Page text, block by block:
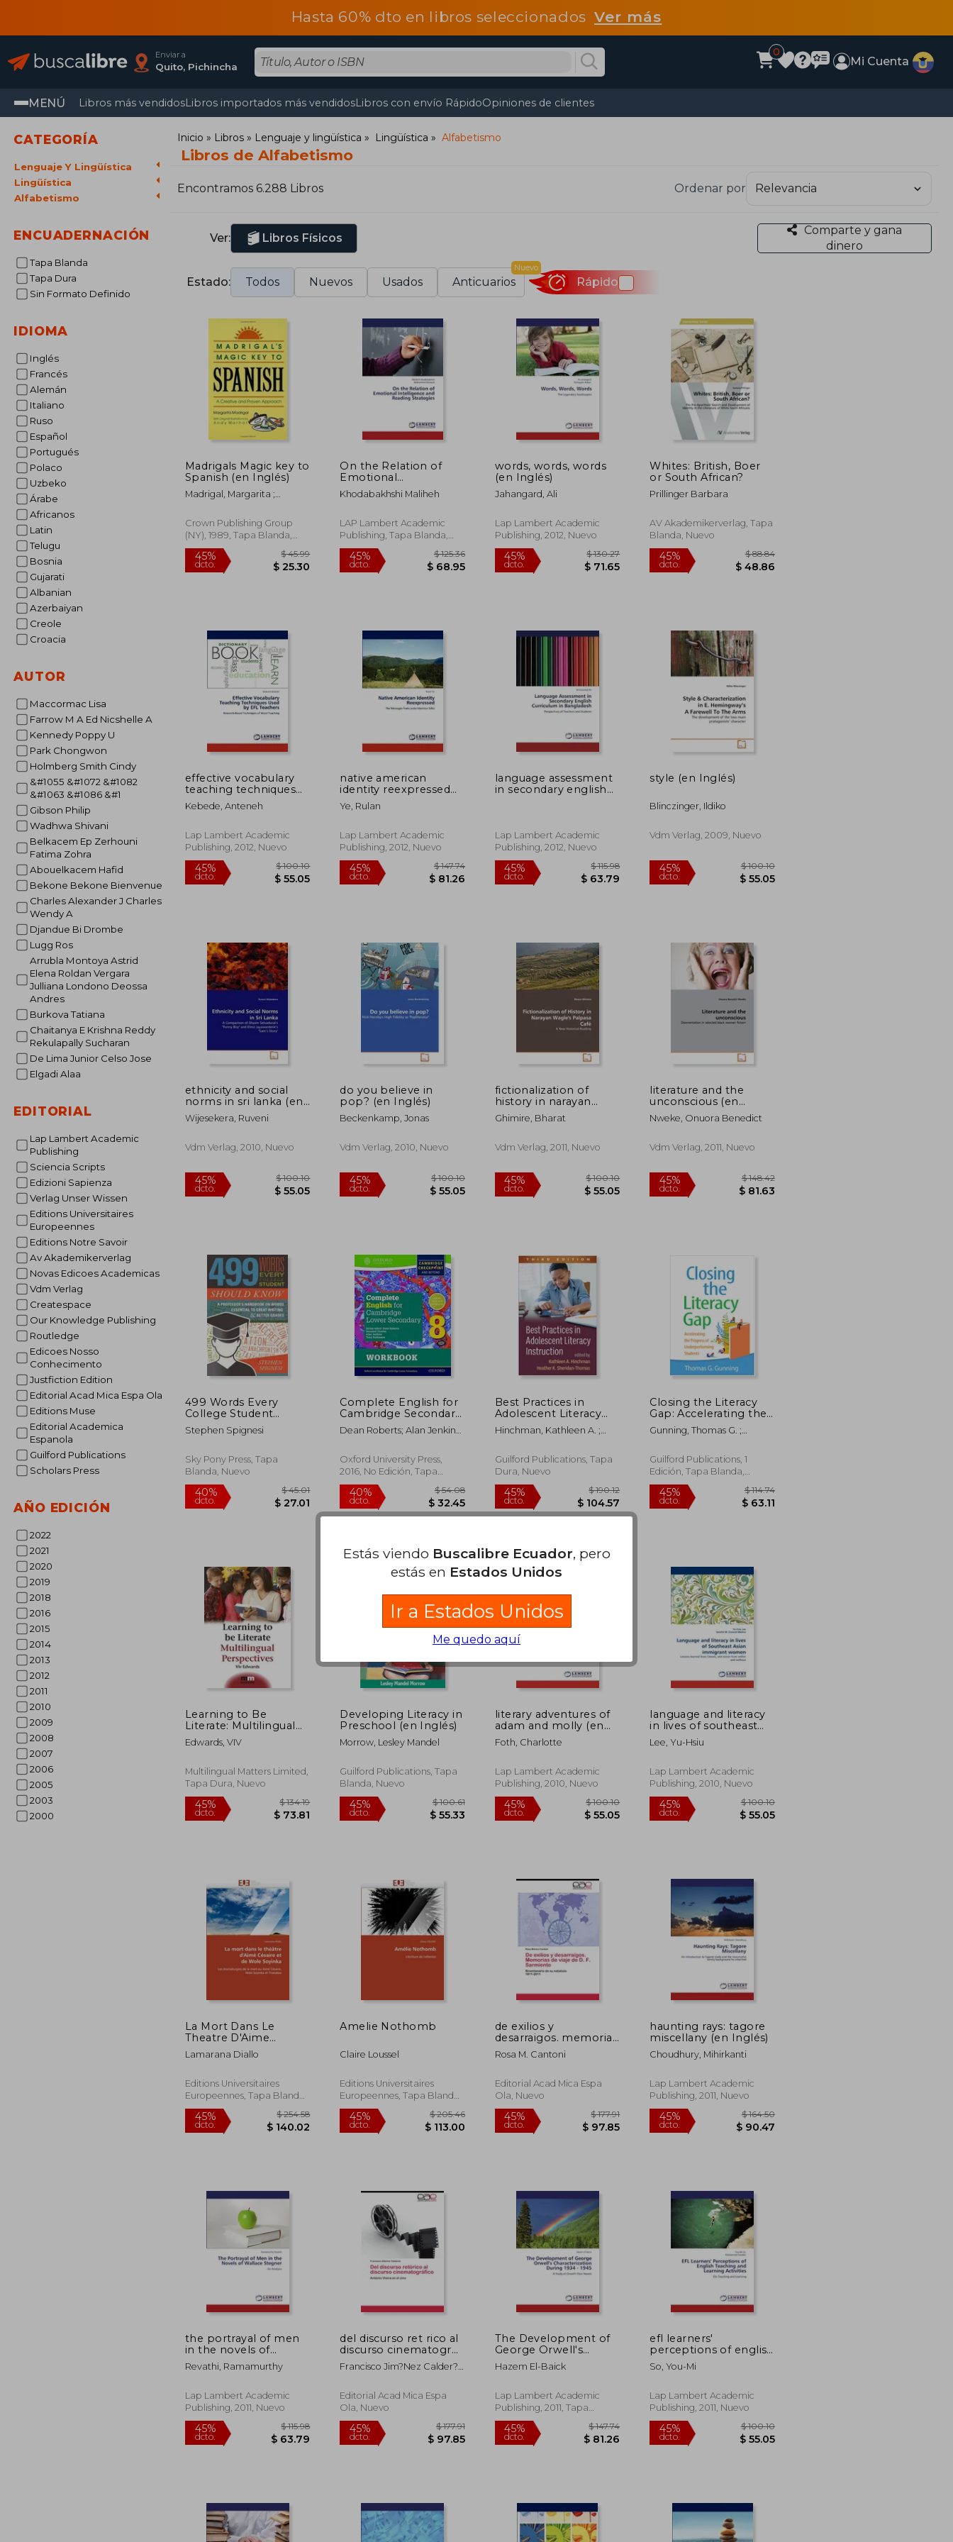
Hasta 60% dto en libros seleccionadosVer más
Enviar a
Quito, Pichincha
0
Mi Cuenta
MENÚ Libros más vendidosLibros importados más vendidosLibros con envío RápidoOpiniones de clientes
CATEGORÍA
Lenguaje Y Lingüística
Lingüística
Alfabetismo
ENCUADERNACIÓN
Tapa Blanda
Tapa Dura
Sin Formato Definido
IDIOMA
Inglés
Francés
Alemán
Italiano
Ruso
Español
Portugués
Polaco
Uzbeko
Árabe
Africanos
Latin
Telugu
Bosnia
Gujarati
Albanian
Azerbaiyan
Creole
Croacia
AUTOR
Maccormac Lisa
Farrow M A Ed Nicshelle A
Kennedy Poppy U
Park Chongwon
Holmberg Smith Cindy
&#1055 &#1072 &#1082
&#1063 &#1086 &#1
Gibson Philip
Wadhwa Shivani
Belkacem Ep Zerhouni
Fatima Zohra
Abouelkacem Hafid
Bekone Bekone Bienvenue
Charles Alexander J Charles
Wendy A
Djandue Bi Drombe
Lugg Ros
Arrubla Montoya Astrid
Elena Roldan Vergara
Julliana Londono Deossa
Andres
Burkova Tatiana
Chaitanya E Krishna Reddy
Rekulapally Sucharan
De Lima Junior Celso Jose
Elgadi Alaa
EDITORIAL
Lap Lambert Academic
Publishing
Sciencia Scripts
Edizioni Sapienza
Verlag Unser Wissen
Editions Universitaires
Europeennes
Editions Notre Savoir
Av Akademikerverlag
Novas Edicoes Academicas
Vdm Verlag
Createspace
Our Knowledge Publishing
Routledge
Edicoes Nosso
Conhecimento
Justfiction Edition
Editorial Acad Mica Espa Ola
Editions Muse
Editorial Academica
Espanola
Guilford Publications
Scholars Press
AÑO EDICIÓN
2022
2021
2020
2019
2018
2016
2015
2014
2013
2012
2011
2010
2009
2008
2007
2006
2005
2003
2000
Inicio Libros Lenguaje y lingüística Lingüística Alfabetismo
Libros de Alfabetismo
Encontramos 6.288 Libros Ordenar por
Ver: Libros Físicos
Comparte y gana
dinero
Estado: Todos Nuevos Usados Anticuarios
Nuevo
Rápido
Madrigals Magic key to
Spanish (en Inglés)
Madrigal, Margarita ;
Crown Publishing Group
(NY), 1989, Tapa Blanda,
Nuevo
On the Relation of
Emotional
Intelligence and
Reading Strategies
Khodabakhshi Maliheh
LAP Lambert Academic
Publishing, Tapa Blanda,
Nuevo
$ 68.95
words, words, words
(en Inglés)
Jahangard, Ali
Lap Lambert Academic
Publishing, 2012, Nuevo
$ 71.65
Whites: British, Boer
or South African?
Prillinger Barbara
AV Akademikerverlag, Tapa
Blanda, Nuevo
effective vocabulary
teaching techniques
used by efl teachers
(en Inglés)
Kebede, Anteneh
Lap Lambert Academic
Publishing, 2012, Nuevo
45%
dcto.
native american
identity reexpressed
(en Inglés)
Ye, Rulan
Lap Lambert Academic
Publishing, 2012, Nuevo
45%
dcto.
$ 147.74
$ 81.26
language assessment
in secondary english
Lap Lambert Academic
Publishing, 2012, Nuevo
45%
dcto.
$ 115.98
style (en Inglés)
Blinczinger, Ildiko
Vdm Verlag, 2009, Nuevo
45%
dcto.
ethnicity and social
norms in sri lanka (en
Inglés)
Wijesekera, Ruveni
Vdm Verlag, 2010, Nuevo
45%
dcto.
do you believe in
pop? (en Inglés)
Beckenkamp, Jonas
Vdm Verlag, 2010, Nuevo
45%
dcto.
fictionalization of
history in narayan
wagle's palpasa caf
(en Inglés)
Ghimire, Bharat
Vdm Verlag, 2011, Nuevo
45%
dcto.
$ 100.10
$ 55.05
literature and the
unconscious (en
Inglés)
Nweke, Onuora Benedict
Vdm Verlag, 2011, Nuevo
45%
dcto.
499 Words Every
College Student
Should Know: A
Professor's Handbook
Great Writing and
Better Grades
Stephen Spignesi
Sky Pony Press, Tapa
Blanda, Nuevo
40%
dcto. $ 27.01
Complete English for
Cambridge Secondary
1: Student Workbook
8: For Cambridge
Beyond (en Inglés)
Dean Roberts; Alan Jenkins;
Charles
Oxford University Press,
2016, No Edición, Tapa
Blanda, Nuevo
dcto. $ 32.45
Best Practices in
Adolescent Literacy
Instruction (en Inglés)
Hinchman, Kathleen A. ;
K. ; Alvermann, Donna E.
Guilford Publications, Tapa
Dura, Nuevo
dcto.
$ 190.12
Closing the Literacy
Gap: Accelerating the
Progress of
Underperforming
Gunning, Thomas G. ;
Guilford Publications, 1
Edición, Tapa Blanda,
Nuevo
45%
Learning to Be
Literate: Multilingual
Perspectives (en
Inglés)
Edwards, VIV
Multilingual Matters Limited,
Tapa Dura, Nuevo
45%
Developing Literacy in
Preschool (en Inglés)
Morrow, Lesley Mandel
Guilford Publications, Tapa
Blanda, Nuevo
45% $ 100.61
literary adventures of
adam and molly (en
Inglés)
Foth, Charlotte
Lap Lambert Academic
Publishing, 2010, Nuevo
45% $ 100.10
language and literacy
in lives of southeast
asian immigrant
women (en Inglés)
Lee, Yu-Hsiu
Lap Lambert Academic
Publishing, 2010, Nuevo
45%
La Mort Dans Le
Theatre D'Aime
Cesaire Et de Wole
Soyinka
Lamarana Diallo
Editions Universitaires
Europeennes, Tapa Blanda,
Nuevo
45%
dcto.
$ 254.58
$ 140.02
Amelie Nothomb
Claire Loussel
Editions Universitaires
Europeennes, Tapa Blanda,
Nuevo
45%
dcto.
$ 205.46
$ 113.00
de exilios y
desarraigos. memorias
de viaje de d. f.
sarmiento
Rosa M. Cantoni
Editorial Acad Mica Espa
Ola, Nuevo
45%
dcto.
$ 177.91
$ 97.85
haunting rays: tagore
miscellany (en Inglés)
Choudhury, Mihirkanti
Lap Lambert Academic
Publishing, 2011, Nuevo
45%
the portrayal of men
in the novels of
wallace stegner (en
Inglés)
Revathi, Ramamurthy
Lap Lambert Academic
Publishing, 2011, Nuevo
del discurso ret rico al
discurso cinematogr
fico
Francisco Jim?nez Calder?
Editorial Acad Mica Espa
Ola, Nuevo
The Development of
George Orwell's
Characterization
During 1934 - 1945 (en
Hazem El-Baick
Lap Lambert Academic
Publishing, 2011, Tapa
Blanda, Nuevo
efl learners'
perceptions of english
teaching and learning
activities (en Inglés)
So, You-Mi
Lap Lambert Academic
Publishing, 2011, Nuevo
Estás viendo Buscalibre Ecuador, pero
estás en Estados Unidos
Ir a Estados Unidos
Me quedo aquí